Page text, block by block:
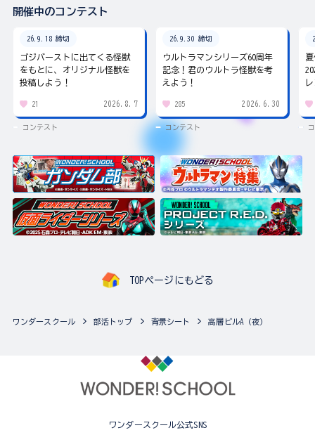
開催中のコンテスト
26.9.18 締切
ゴジバーストに出てくる怪獣
をもとに、オリジナル怪獣を
投稿しよう！
21 2026.8.7
コンテスト
26.9.30 締切
ウルトラマンシリーズ60周年
記念！君のウルトラ怪獣を考
えよう！
285 2026.6.30
コンテスト
TOPページにもどる
ワンダースクール 部活トップ 背景シート 高層ビルA（夜）
ワンダースクール公式SNS